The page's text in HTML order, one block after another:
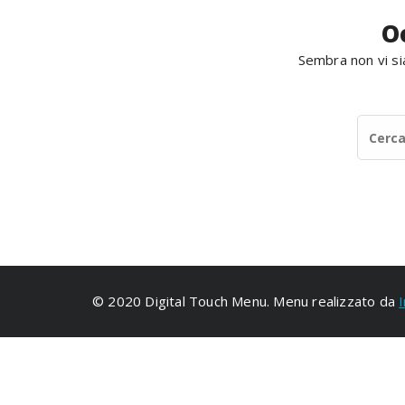
Sembra non vi
© 2020 Digital Touch Menu. Menu realizzato da